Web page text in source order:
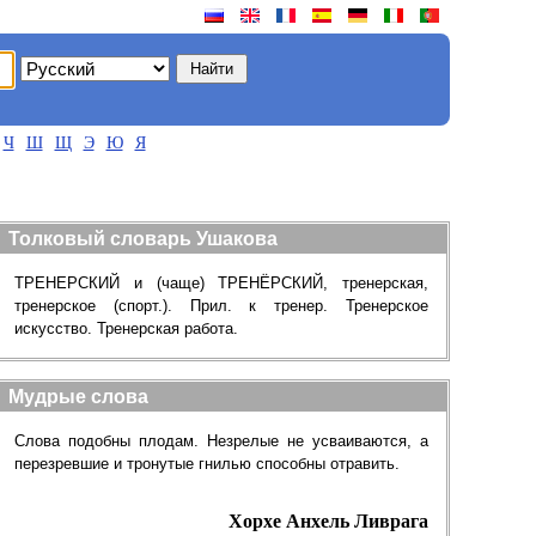
Ч Ш Щ Э Ю Я
Толковый словарь Ушакова
ТРЕНЕРСКИЙ и (чаще) ТРЕНЁРСКИЙ, тренерская,
тренерское (спорт.). Прил. к тренер. Тренерское
искусство. Тренерская работа.
Мудрые слова
Слова подобны плодам. Незрелые не усваиваются, а
перезревшие и тронутые гнилью способны отравить.
Хорхе Анхель Ливрага